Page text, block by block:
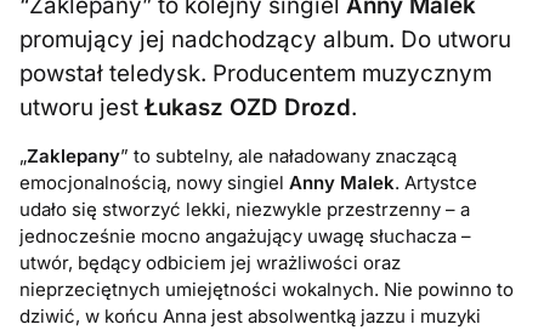
“Zaklepany” to kolejny singielAnny Malek
promujący jej nadchodzący album. Do utworu
powstał teledysk. Producentem muzycznym
utworu jest Łukasz OZD Drozd.
„Zaklepany” to subtelny, ale naładowany znaczącą
emocjonalnością, nowy singielAnny Malek. Artystce
udało się stworzyć lekki, niezwykle przestrzenny – a
jednocześnie mocno angażujący uwagę słuchacza –
utwór, będący odbiciem jej wrażliwości oraz
nieprzeciętnych umiejętności wokalnych. Nie powinno to
dziwić, w końcu Anna jest absolwentką jazzu i muzyki